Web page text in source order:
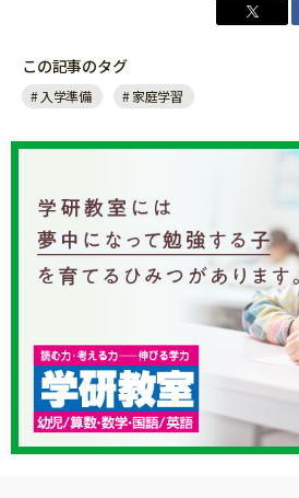
この記事のタグ
入学準備 家庭学習